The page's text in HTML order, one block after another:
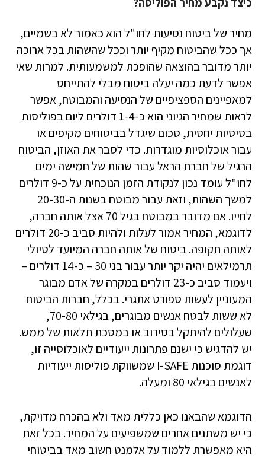
מחיר של ביטוח נסיעות לחו"ל הוא כאמור לא בשמיים,
אך ככל שהביטוח מקיף יותר וככל שהשהות בכל ארוכה
יותר מדובר בהוצאה שהופכת למשמעותית. למרות שאי
אפשר לדעת כמה יעלה ביטוח מבלי להתייחס
למאפיינים הספציפיים של הנסיעה והמבוטח, אפשר
לראות שמחיר הגיוני הוא כ-1-4 דולרים ליום בפוליסות
בסיסיות יחסית, סכום שיגדל בביטוחים מקיפים או
עבור אוכלוסיות מוגדרות. כדי לסבר את האוזן, הביטוח
הרגיל של חברת הראל עבור שהות של חמישה ימים
לחו"ל עומד נכון לנקודת הזמן הנוכחית על כ-9 דולרים
למשך השהות, וזאת עבור מבוטח בשנות ה-20-30
לחייו. אם מדובר במבוטח בגיל 70 אצל אותה חברה,
לדוגמא, המחיר אמור לעלות ולהיות סביב כ-20 דולרים
לאותה תקופה. ביטוח של אותה חברה המיועד לטיולי
תרמילאים יהיה יקר יותר עבור בני 30 – כ-14 דולרים –
ויעמוד סביב כ-23 דולרים במקרה של אדם מבוגר
המעוניין לעשות ספורט אתגרי. בכלל, חברות הביטוח
לא ששות לבטח אנשים מבוגרים, בגילאי 70-80,
שעלולים להיתקל בסירוב או במסכת תלאות של ממש.
יש להדגיש כי ישנם פתרונות ייעודיים לאוכלוסייה זו,
דוגמת סוכנות I-SAFE שמשווקת פוליסות ייעודיות
לאנשים בגילאי 80 ומעלה.
הדוגמא שהבאנו כאן כללית מאד ולא בהכרח מדויקת,
כי יש משתנים אחרים שמשפיעים על המחיר. בכל זאת
היא מאפשרת ללמוד על אלמנט חשוב מאד בביטוחי